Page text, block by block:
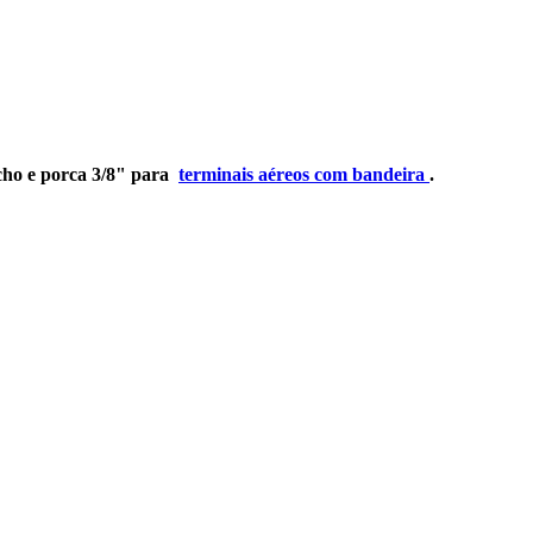
e porca 3/8" para terminais aéreos com bandeira .